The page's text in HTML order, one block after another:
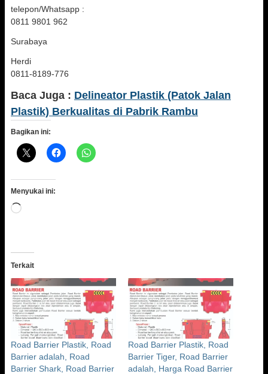
telepon/Whatsapp :
0811 9801 962
Surabaya
Herdi
0811-8189-776
Baca Juga : Delineator Plastik (Patok Jalan
Plastik) Berkualitas di Pabrik Rambu
Bagikan ini:
Menyukai ini:
Memuat...
Terkait
Road Barrier Plastik, Road
Barrier adalah, Road
Barrier Shark, Road Barrier
Road Barrier Plastik, Road
Barrier Tiger, Road Barrier
adalah, Harga Road Barrier